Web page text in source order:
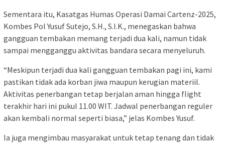
Sementara itu, Kasatgas Humas Operasi Damai Cartenz-2025,
Kombes Pol Yusuf Sutejo, S.H., S.I.K., menegaskan bahwa
gangguan tembakan memang terjadi dua kali, namun tidak
sampai mengganggu aktivitas bandara secara menyeluruh.
“Meskipun terjadi dua kali gangguan tembakan pagi ini, kami
pastikan tidak ada korban jiwa maupun kerugian materiil.
Aktivitas penerbangan tetap berjalan aman hingga flight
terakhir hari ini pukul 11.00 WIT. Jadwal penerbangan reguler
akan kembali normal seperti biasa,” jelas Kombes Yusuf.
Ia juga mengimbau masyarakat untuk tetap tenang dan tidak